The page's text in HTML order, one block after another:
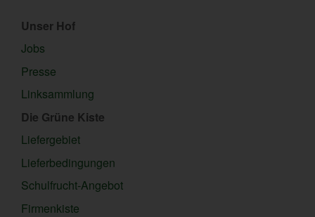
Unser Hof
Jobs
Presse
Linksammlung
Die Grüne Kiste
Liefergebiet
Lieferbedingungen
Schulfrucht-Angebot
Firmenkiste